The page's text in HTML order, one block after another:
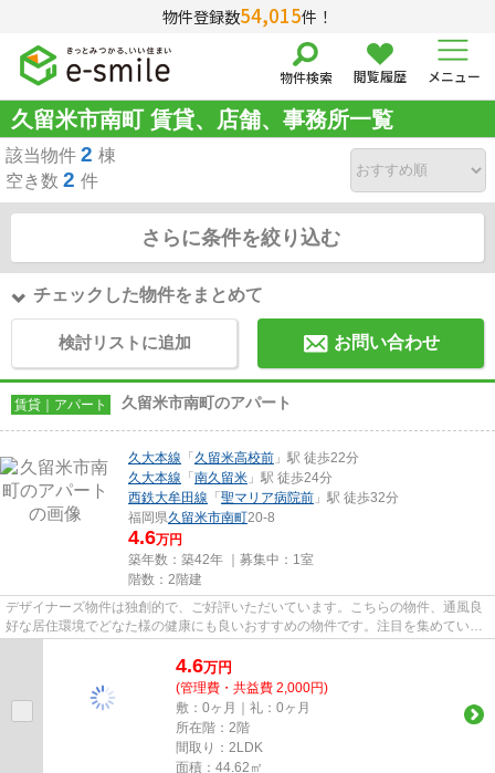
物件登録数54,015件！
物件検索 閲覧履歴 メニュー
久留米市南町 賃貸、店舗、事務所一覧
該当物件 2 棟
空き数 2 件
さらに条件を絞り込む
チェックした物件をまとめて
検討リストに追加 お問い合わせ
賃貸｜アパート 久留米市南町のアパート
久大本線 「久留米高校前 」駅 徒歩22分
久大本線 「南久留米 」駅 徒歩24分
西鉄大牟田線 「聖マリア病院前 」駅 徒歩32分
福岡県久留米市南町20-8
4.6万円
築年数：築42年 ｜募集中： 1室
階数：2階建
デザイナーズ物件は独創的で、ご好評いただいています。こちらの物件、通風良
好な居住環境でどなた様の健康にも良いおすすめの物件です。注目を集めている
のが、敷地内ごみ置き場のあ...
4.6万円
(管理費・共益費 2,000円)
敷：0ヶ月｜礼：0ヶ月
所在階：2階
間取り：2LDK
面積：44.62㎡